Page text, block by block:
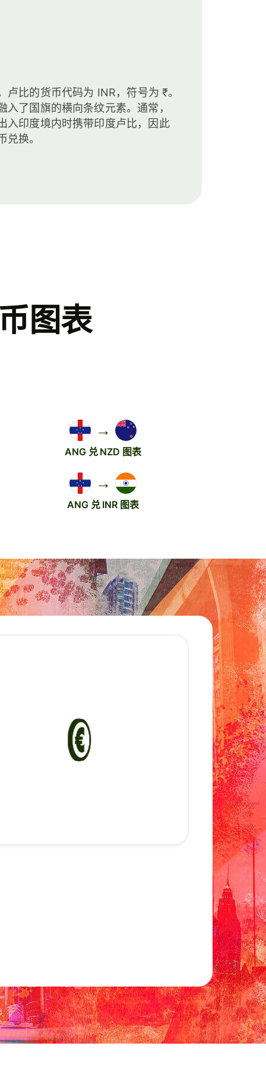
卢比的货币代码为 INR，符号为 ₹。
入了国旗的横向条纹元素。通常，
入印度境内时携带印度卢比，因此
兑换。
图表
→
ANG 兑 NZD 图表
→
ANG 兑 INR 图表